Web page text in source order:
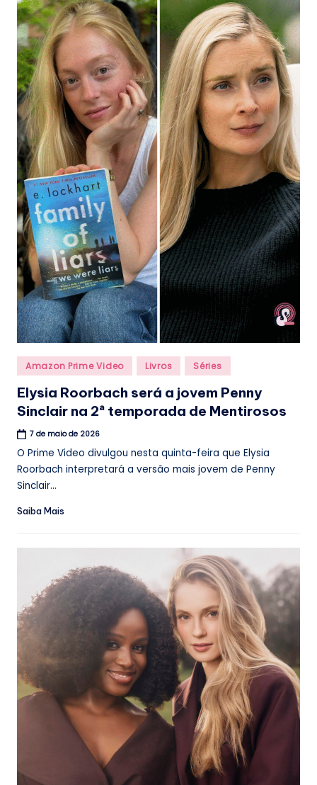
Posted
in
Amazon Prime Video Livros Séries
Elysia Roorbach será a jovem Penny
Sinclair na 2ª temporada de Mentirosos
7 de maio de 2026
O Prime Video divulgou nesta quinta-feira que Elysia
Roorbach interpretará a versão mais jovem de Penny
Sinclair...
Saiba Mais